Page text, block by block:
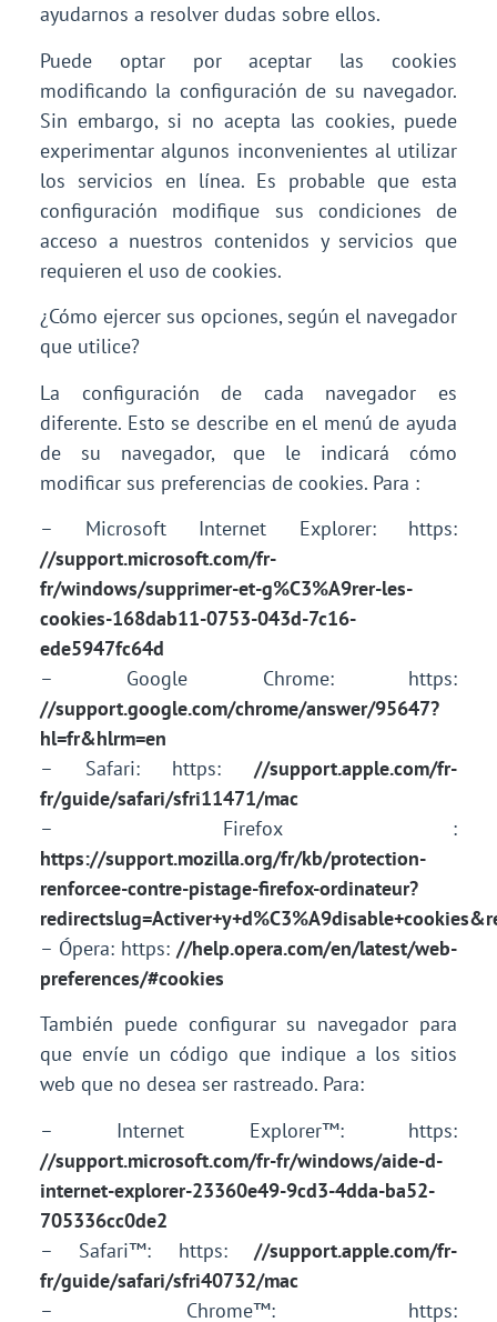
ayudarnos a resolver dudas sobre ellos.
Puede optar por aceptar las cookies
modificando la configuración de su navegador.
Sin embargo, si no acepta las cookies, puede
experimentar algunos inconvenientes al utilizar
los servicios en línea. Es probable que esta
configuración modifique sus condiciones de
acceso a nuestros contenidos y servicios que
requieren el uso de cookies.
¿Cómo ejercer sus opciones, según el navegador
que utilice?
La configuración de cada navegador es
diferente. Esto se describe en el menú de ayuda
de su navegador, que le indicará cómo
modificar sus preferencias de cookies. Para :
– Microsoft Internet Explorer: https:
//support.microsoft.com/fr-
fr/windows/supprimer-et-g%C3%A9rer-les-
cookies-168dab11-0753-043d-7c16-
ede5947fc64d
– Google Chrome: https:
//support.google.com/chrome/answer/95647?
hl=fr&hlrm=en
– Safari: https: //support.apple.com/fr-
fr/guide/safari/sfri11471/mac
– Firefox :
https://support.mozilla.org/fr/kb/protection-
renforcee-contre-pistage-firefox-ordinateur?
– Ópera: https: //help.opera.com/en/latest/web-
preferences/#cookies
También puede configurar su navegador para
que envíe un código que indique a los sitios
web que no desea ser rastreado. Para:
– Internet Explorer™: https:
//support.microsoft.com/fr-fr/windows/aide-d-
internet-explorer-23360e49-9cd3-4dda-ba52-
705336cc0de2
– Safari™: https: //support.apple.com/fr-
fr/guide/safari/sfri40732/mac
– Chrome™: https: